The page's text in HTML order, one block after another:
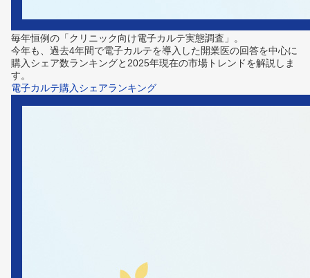
毎年恒例の「クリニック向け電子カルテ実態調査」。
今年も、過去4年間で電子カルテを導入した開業医の回答を中心に
購入シェア数ランキングと2025年現在の市場トレンドを解説しま
す。
電子カルテ購入シェアランキング